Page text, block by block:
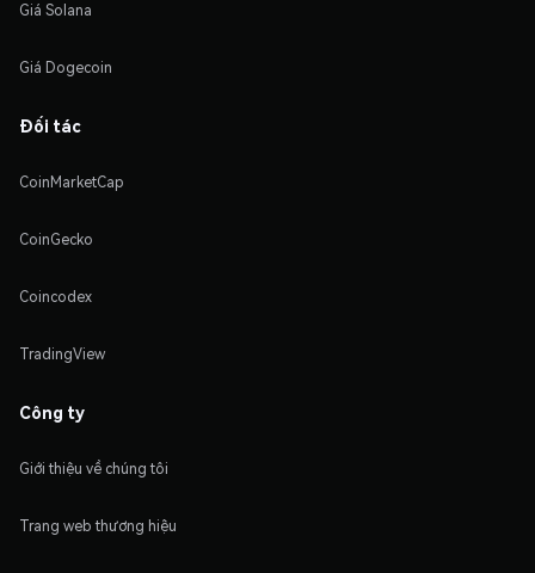
Giá Solana
Giá Dogecoin
Đối tác
CoinMarketCap
CoinGecko
Coincodex
TradingView
Công ty
Giới thiệu về chúng tôi
Trang web thương hiệu